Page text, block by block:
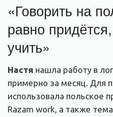
«Говорить на
равно
учить»
Настя нашла работу в
примерно за месяц. Для
использовала польское
Razam work, а также